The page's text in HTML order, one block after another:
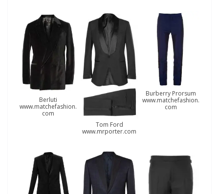
Berluti
www.matchefashion.
com
Tom Ford
www.mrporter.com
Burberry Prorsum
www.matchefashion.
com